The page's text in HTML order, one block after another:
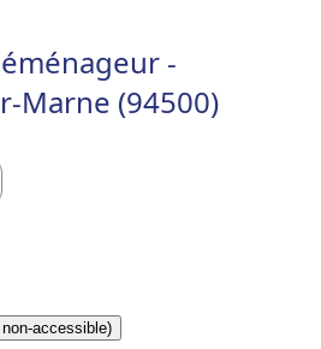
-
Marne (94500)
accessible)